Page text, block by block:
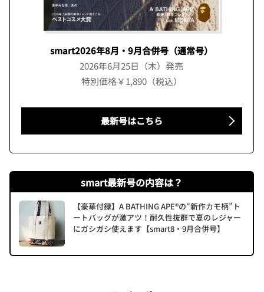
smart2026年8月・9月合併号（通常号）
2026年6月25日（木）発売
特別価格￥1,890（税込）
最新号はこちら
smart最新号の内容は？
【豪華付録】A BATHING APE®の“新作カモ柄”ト
ートバッグが激アツ！耐久性抜群で夏のレジャー
にガシガシ使えます【smart8・9月合併号】